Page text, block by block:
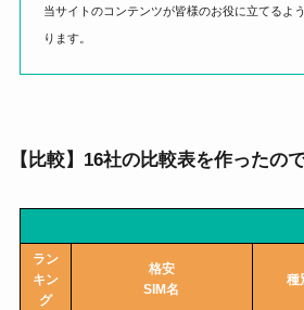
当サイトのコンテンツが皆様のお役に立てるよ
ります。
【比較】16社の比較表を作ったの
ラン
キン
グ
格安
SIM名
種